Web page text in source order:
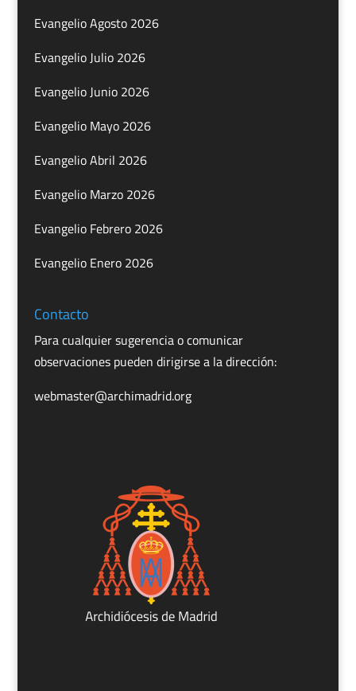
Evangelio Agosto 2026
Evangelio Julio 2026
Evangelio Junio 2026
Evangelio Mayo 2026
Evangelio Abril 2026
Evangelio Marzo 2026
Evangelio Febrero 2026
Evangelio Enero 2026
Contacto
Para cualquier sugerencia o comunicar
observaciones pueden dirigirse a la dirección:
webmaster@archimadrid.org